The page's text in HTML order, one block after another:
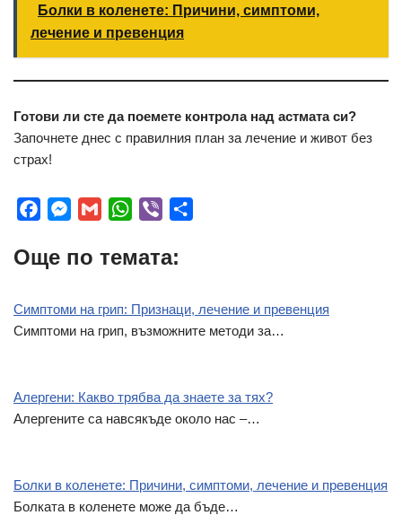
Болки в коленете: Причини, симптоми,
лечение и превенция
Готови ли сте да поемете контрола над астмата си?
Започнете днес с правилния план за лечение и живот без
страх!
c
o
M
s
n
r
a
W
a
s
A
b
Още по темата:
Симптоми на грип: Признаци, лечение и превенция
Симптоми на грип, възможните методи за…
Алергени: Какво трябва да знаете за тях?
Алергените са навсякъде около нас –…
Болки в коленете: Причини, симптоми, лечение и превенция
Болката в коленете може да бъде…